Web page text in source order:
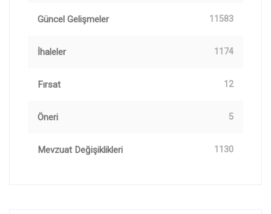
Güncel Gelişmeler 11583
İhaleler 1174
Fırsat 12
Öneri 5
Mevzuat Değişiklikleri 1130